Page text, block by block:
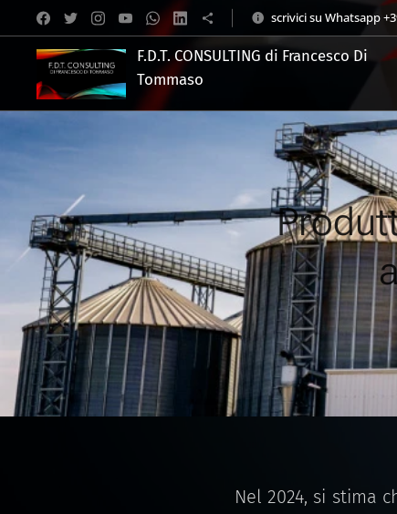
scrivici su Whatsapp
F.D.T. CONSULTING di Francesco Di
Tommaso
.
Nel 2024, si stima